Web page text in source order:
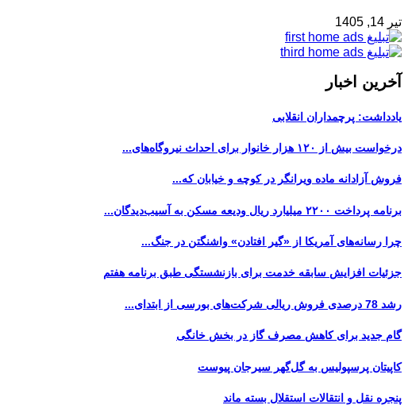
تیر 14, 1405
آخرین اخبار
یادداشت: پرچمداران انقلابی
درخواست بیش از ۱۲۰ هزار خانوار برای احداث نیروگاه‌های...
فروش آزادانه ماده ویرانگر در کوچه و خیابان که...
برنامه پرداخت ۲۲۰۰ میلیارد ریال ودیعه مسکن به آسیب‌دیدگان...
چرا رسانه‌های آمریکا از «گیر افتادن» واشنگتن در جنگ...
جزئیات افزایش سابقه خدمت برای بازنشستگی طبق برنامه هفتم
رشد 78 درصدی فروش ریالی شرکت‌های بورسی از ابتدای...
گام جدید برای کاهش مصرف گاز در بخش خانگی
کاپیتان پرسپولیس به گل‌گهر سیرجان پیوست
پنجره‌ نقل و انتقالات استقلال بسته ماند